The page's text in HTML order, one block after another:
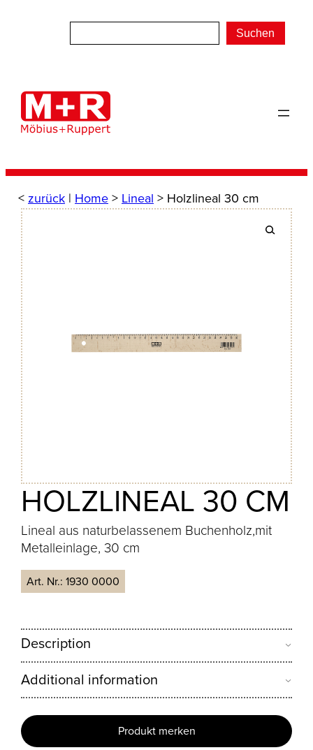
Suchen
< zurück | Home> Lineal > Holzlineal 30 cm
HOLZLINEAL 30 CM
Lineal aus naturbelassenem Buchenholz,mit
Metalleinlage, 30 cm
Art. Nr.:1930 0000
Description
Additional information
Produkt merken